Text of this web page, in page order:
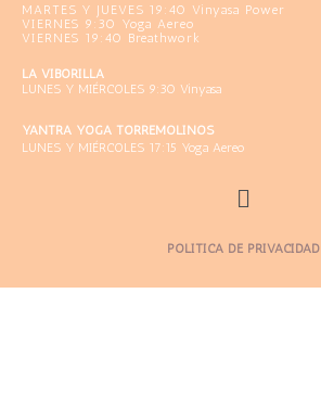
MARTES Y JUEVES 19:40 Vinyasa Power
VIERNES 9:30 Yoga Aereo
VIERNES 19:40 Breathwork
LA VIBORILLA
LUNES Y MIÉRCOLES 9:30 Vinyasa
YANTRA YOGA TORREMOLINOS
LUNES Y MIÉRCOLES 17:15 Yoga Aereo
POLÍTICA DE PRIVACIDAD